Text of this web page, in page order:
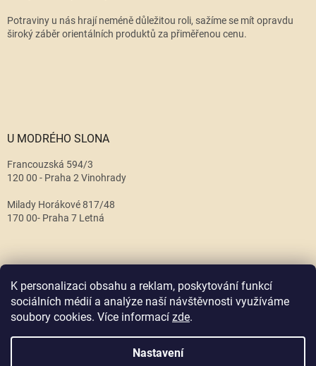
K personalizaci obsahu a reklam, poskytování funkcí
sociálních médií a analýze naší návštěvnosti využíváme
soubory cookies. Více informací zde.
Nastavení
Potraviny u nás hrají neméně důležitou roli, sažíme se mít opravdu
široký záběr orientálních produktů za přiměřenou cenu.
U MODRÉHO SLONA
Francouzská 594/3
120 00 - Praha 2 Vinohrady
Milady Horákové 817/48
170 00- Praha 7 Letná